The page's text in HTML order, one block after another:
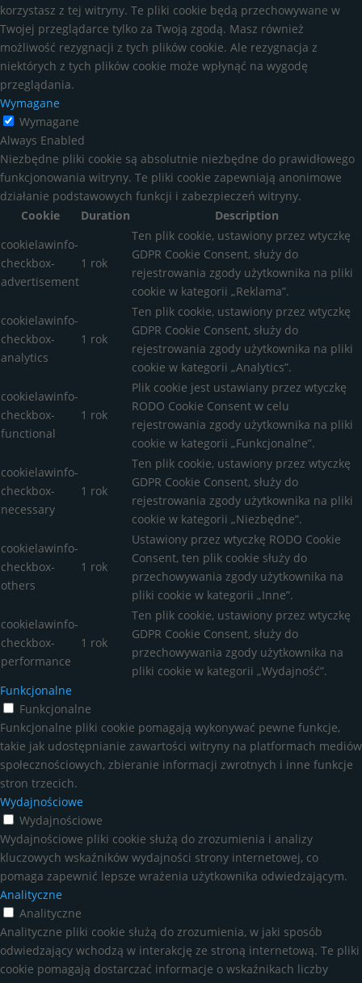
korzystasz z tej witryny. Te pliki cookie będą przechowywane w
Twojej przeglądarce tylko za Twoją zgodą. Masz również
możliwość rezygnacji z tych plików cookie. Ale rezygnacja z
niektórych z tych plików cookie może wpłynąć na wygodę
przeglądania.
Wymagane
Wymagane
Always Enabled
Niezbędne pliki cookie są absolutnie niezbędne do prawidłowego
funkcjonowania witryny. Te pliki cookie zapewniają anonimowe
działanie podstawowych funkcji i zabezpieczeń witryny.
Cookie
Duration
Description
cookielawinfo-
checkbox-
advertisement
1 rok
Ten plik cookie, ustawiony przez wtyczkę
GDPR Cookie Consent, służy do
rejestrowania zgody użytkownika na pliki
cookie w kategorii „Reklama”.
cookielawinfo-
checkbox-
analytics
1 rok
Ten plik cookie, ustawiony przez wtyczkę
GDPR Cookie Consent, służy do
rejestrowania zgody użytkownika na pliki
cookie w kategorii „Analytics”.
cookielawinfo-
checkbox-
functional
1 rok
Plik cookie jest ustawiany przez wtyczkę
RODO Cookie Consent w celu
rejestrowania zgody użytkownika na pliki
cookie w kategorii „Funkcjonalne”.
cookielawinfo-
checkbox-
necessary
1 rok
Ten plik cookie, ustawiony przez wtyczkę
GDPR Cookie Consent, służy do
rejestrowania zgody użytkownika na pliki
cookie w kategorii „Niezbędne”.
cookielawinfo-
checkbox-
others
1 rok
Ustawiony przez wtyczkę RODO Cookie
Consent, ten plik cookie służy do
przechowywania zgody użytkownika na
pliki cookie w kategorii „Inne”.
cookielawinfo-
checkbox-
performance
1 rok
Ten plik cookie, ustawiony przez wtyczkę
GDPR Cookie Consent, służy do
przechowywania zgody użytkownika na
pliki cookie w kategorii „Wydajność”.
Funkcjonalne
Funkcjonalne
Funkcjonalne pliki cookie pomagają wykonywać pewne funkcje,
takie jak udostępnianie zawartości witryny na platformach mediów
społecznościowych, zbieranie informacji zwrotnych i inne funkcje
stron trzecich.
Wydajnościowe
Wydajnościowe
Wydajnościowe pliki cookie służą do zrozumienia i analizy
kluczowych wskaźników wydajności strony internetowej, co
pomaga zapewnić lepsze wrażenia użytkownika odwiedzającym.
Analityczne
Analityczne
Analityczne pliki cookie służą do zrozumienia, w jaki sposób
odwiedzający wchodzą w interakcję ze stroną internetową. Te pliki
cookie pomagają dostarczać informacje o wskaźnikach liczby